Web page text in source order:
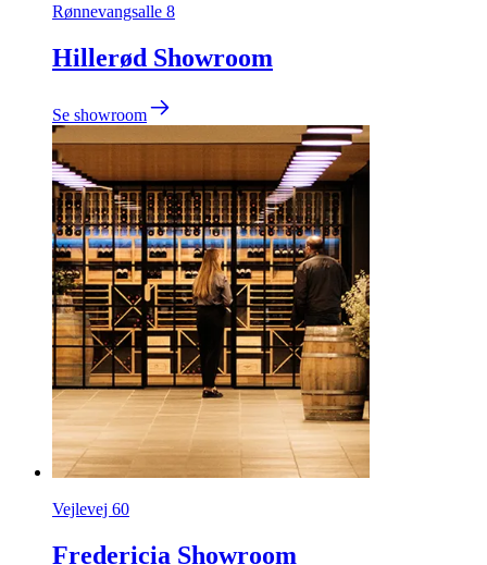
Rønnevangsalle 8
Hillerød Showroom
Se showroom
Vejlevej 60
Fredericia Showroom